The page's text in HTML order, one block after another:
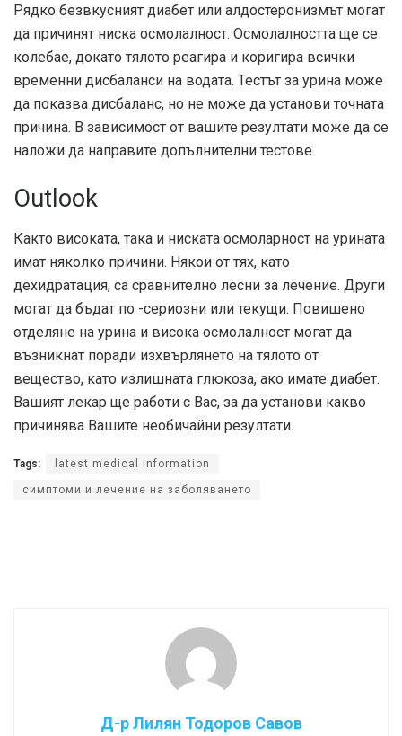
Рядко безвкусният диабет или алдостеронизмът могат
да причинят ниска осмолалност. Осмолалността ще се
колебае, докато тялото реагира и коригира всички
временни дисбаланси на водата. Тестът за урина може
да показва дисбаланс, но не може да установи точната
причина. В зависимост от вашите резултати може да се
наложи да направите допълнителни тестове.
Outlook
Както високата, така и ниската осмоларност на урината
имат няколко причини. Някои от тях, като
дехидратация, са сравнително лесни за лечение. Други
могат да бъдат по -сериозни или текущи. Повишено
отделяне на урина и висока осмолалност могат да
възникнат поради изхвърлянето на тялото от
вещество, като излишната глюкоза, ако имате диабет.
Вашият лекар ще работи с Вас, за да установи какво
причинява Вашите необичайни резултати.
Tags: latest medical information
симптоми и лечение на заболяването
Д-р Лилян Тодоров Савов